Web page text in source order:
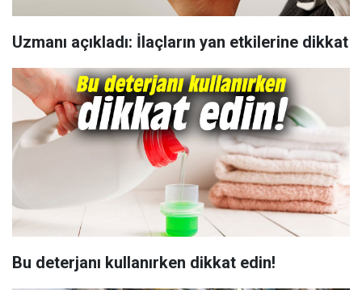
Uzmanı açıkladı: İlaçların yan etkilerine dikkat
Bu deterjanı kullanırken dikkat edin!